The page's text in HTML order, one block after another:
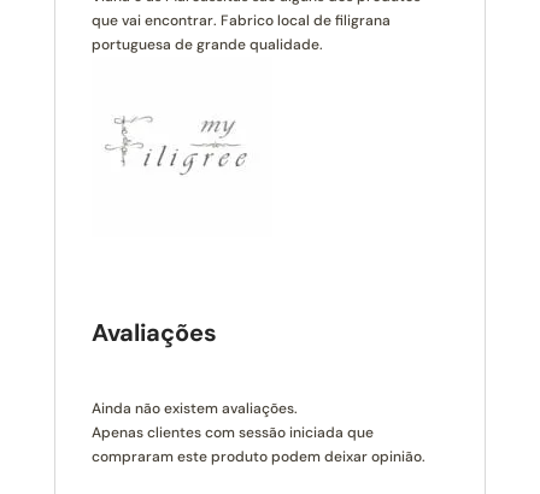
que vai encontrar. Fabrico local de filigrana
portuguesa de grande qualidade.
Avaliações
Ainda não existem avaliações.
Apenas clientes com sessão iniciada que
compraram este produto podem deixar opinião.